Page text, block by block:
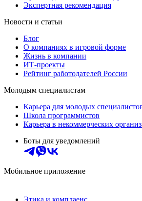
Экспертная рекомендация
Новости и статьи
Блог
О компаниях в игровой форме
Жизнь в компании
ИТ-проекты
Рейтинг работодателей России
Молодым специалистам
Карьера для молодых
Школа программистов
Карьера в некоммерческих
Боты для уведомлений
Мобильное приложение